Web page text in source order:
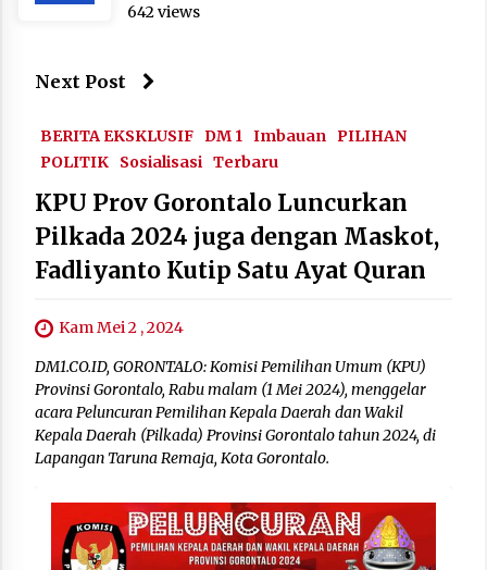
642 views
Next Post
BERITA EKSKLUSIF DM 1 Imbauan PILIHAN
POLITIK
Sosialisasi Terbaru
KPU Prov Gorontalo Luncurkan
Pilkada 2024 juga dengan Maskot,
Fadliyanto Kutip Satu Ayat Quran
Kam Mei 2 , 2024
DM1.CO.ID, GORONTALO: Komisi Pemilihan Umum (KPU)
Provinsi Gorontalo, Rabu malam (1 Mei 2024), menggelar
acara Peluncuran Pemilihan Kepala Daerah dan Wakil
Kepala Daerah (Pilkada) Provinsi Gorontalo tahun 2024, di
Lapangan Taruna Remaja, Kota Gorontalo.